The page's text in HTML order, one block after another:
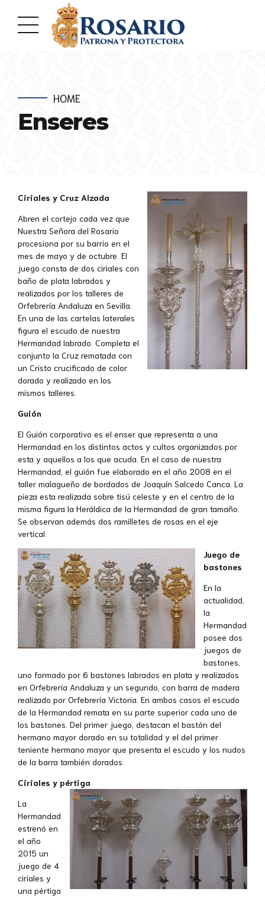
HOME
Enseres
Ciriales y Cruz Alzada
Abren el cortejo cada vez que
Nuestra Señora del Rosario
procesiona por su barrio en el
mes de mayo y de octubre. El
juego consta de dos ciriales con
baño de plata labrados y
realizados por los talleres de
Orfebrería Andaluza en Sevilla.
En una de las cartelas laterales
figura el escudo de nuestra
Hermandad labrado. Completa el
conjunto la Cruz rematada con
un Cristo crucificado de color
dorado y realizado en los
mismos talleres.
Guión
El Guión corporativo es el enser que representa a una
Hermandad en los distintos actos y cultos organizados por
esta y aquellos a los que acuda. En el caso de nuestra
Hermandad, el guión fue elaborado en el año 2008 en el
taller malagueño de bordados de Joaquín Salcedo Canca. La
pieza esta realizada sobre tisú celeste y en el centro de la
misma figura la Heráldica de la Hermandad de gran tamaño.
Se observan además dos ramilletes de rosas en el eje
vertical.
Juego de
bastones
En la
actualidad,
la
Hermandad
posee dos
juegos de
bastones,
uno formado por 6 bastones labrados en plata y realizados
en Orfebrería Andaluza y un segundo, con barra de madera
realizado por Orfebrería Victoria. En ambos casos el escudo
de la Hermandad remata en su parte superior cada uno de
los bastones. Del primer juego, destacan el bastón del
hermano mayor dorado en su totalidad y el del primer
teniente hermano mayor que presenta el escudo y los nudos
de la barra también dorados.
Ciriales y pértiga
La
Hermandad
estrenó en
el año
2015 un
juego de 4
ciriales y
una pértiga